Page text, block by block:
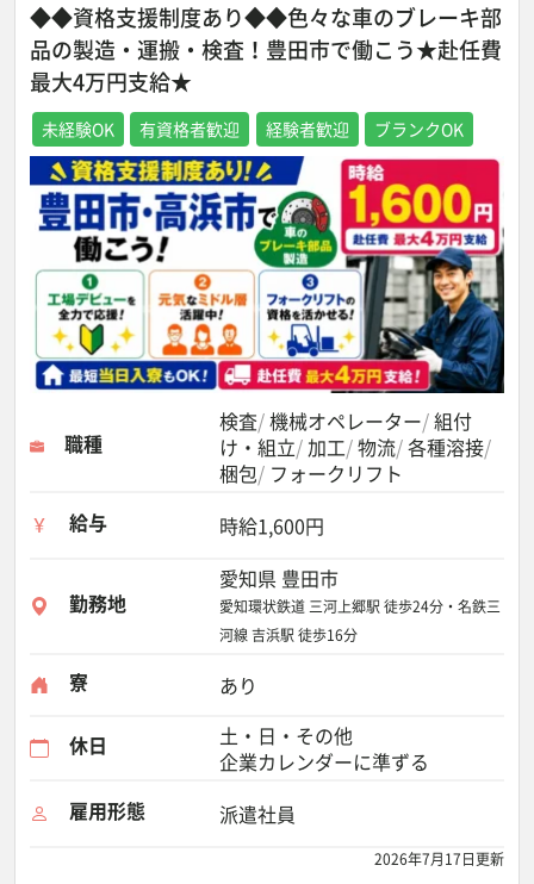
◆◆資格支援制度あり◆◆色々な車のブレーキ部
品の製造・運搬・検査！豊田市で働こう★赴任費
最大4万円支給★
未経験OK 有資格者歓迎 経験者歓迎 ブランクOK
職種
検査 機械オペレーター 組付
け・組立 加工 物流 各種溶接
梱包 フォークリフト
給与
時給1,600円
勤務地
愛知県 豊田市
愛知環状鉄道 三河上郷駅 徒歩24分・名鉄三
河線 吉浜駅 徒歩16分
寮 あり
休日
土・日・その他
企業カレンダーに準ずる
雇用形態
派遣社員
2026年7月17日更新